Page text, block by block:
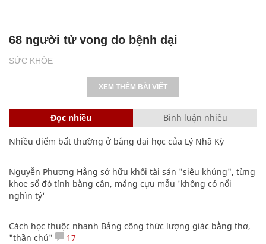
SỨC KHỎE
68 người tử vong do bệnh dại
XEM THÊM BÀI VIẾT
Đọc nhiều Bình luận nhiều
Nhiều điểm bất thường ở bằng đại học của Lý Nhã Kỳ
Nguyễn Phương Hằng sở hữu khối tài sản "siêu khủng", từng
khoe sổ đỏ tính bằng cân, mắng cựu mẫu 'không có nổi
nghìn tỷ'
Cách học thuộc nhanh Bảng công thức lượng giác bằng thơ,
"thần chú"
17